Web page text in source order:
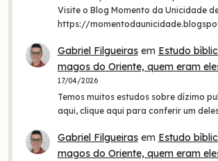
Visite o Blog Momento da Unicidade
https://
Gabriel Filgueirasem Estudo
magos do Oriente, quem eram
17/04/2026
Temos muitos estudos sobre dízimo
aqui, clique aqui para conferir um
Gabriel Filgueirasem Estudo
magos do Oriente, quem eram